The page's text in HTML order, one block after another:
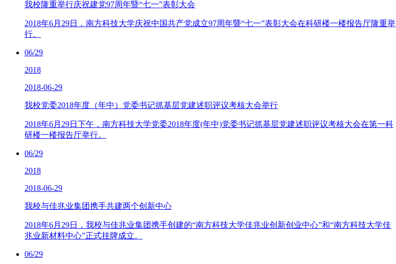
我校隆重举行庆祝建党97周年暨“七一”表彰大会
2018年6月29日，南方科技大学庆祝中国共产党成立97周年暨“七一”表彰大会在科研楼一楼报告厅隆重举
行。
06/29
2018
2018-06-29
我校党委2018年度（年中）党委书记抓基层党建述职评议考核大会举行
2018年6月29日下午，南方科技大学党委2018年度(年中)党委书记抓基层党建述职评议考核大会在第一科
研楼一楼报告厅举行。
06/29
2018
2018-06-29
我校与佳兆业集团携手共建两个创新中心
2018年6月29日，我校与佳兆业集团携手创建的“南方科技大学佳兆业创新创业中心”和“南方科技大学佳
兆业新材料中心”正式挂牌成立。
06/29